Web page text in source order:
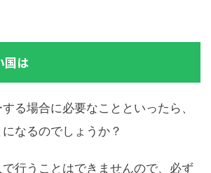
国は
る場合に必要なことといったら、
なるのでしょうか？
行うことはできませんので、必ず